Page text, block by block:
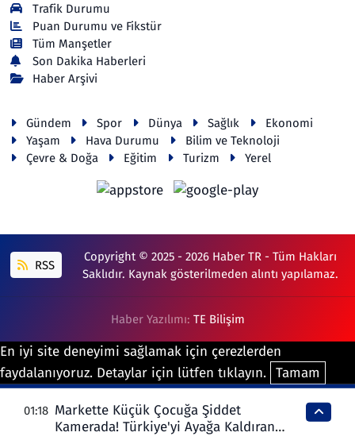
Trafik Durumu
Puan Durumu ve Fikstür
Tüm Manşetler
Son Dakika Haberleri
Haber Arşivi
Gündem Spor Dünya Sağlık
Ekonomi
Yaşam
Hava Durumu
Bilim ve Teknoloji
Çevre & Doğa
Eğitim Turizm Yerel
RSS
Copyright © 2025 - 2026 Haber TR - Tüm Hakları
Saklıdır. Kaynak gösterilmeden alıntı yapılamaz.
Haber Yazılımı: TE Bilişim
En iyi site deneyimi sağlamak için çerezlerden
faydalanıyoruz. Detaylar için lütfen tıklayın.
Tamam
01:18 Markette Küçük Çocuğa Şiddet
Kamerada! Türkiye'yi Ayağa Kaldıran